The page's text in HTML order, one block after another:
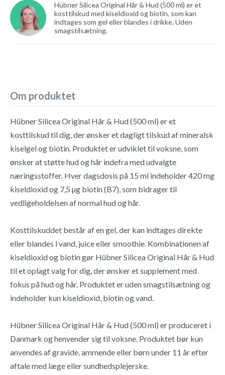
Hübner Silicea Original Hår & Hud (500 ml) er et
kosttilskud med kiseldioxid og biotin, som kan
indtages som gel eller blandes i drikke. Uden
smagstilsætning.
Om produktet
Hübner Silicea Original Hår & Hud (500 ml) er et
kosttilskud til dig, der ønsker et dagligt tilskud af mineralsk
kiselgel og biotin. Produktet er udviklet til voksne, som
ønsker at støtte hud og hår indefra med udvalgte
næringsstoffer. Hver dagsdosis på 15 ml indeholder 420 mg
kiseldioxid og 7,5 µg biotin (B7), som bidrager til
vedligeholdelsen af normal hud og hår.
Kosttilskuddet består af en gel, der kan indtages direkte
eller blandes i vand, juice eller smoothie. Kombinationen af
kiseldioxid og biotin gør Hübner Silicea Original Hår & Hud
til et oplagt valg for dig, der ønsker et supplement med
fokus på hud og hår. Produktet er uden smagstilsætning og
indeholder kun kiseldioxid, biotin og vand.
Hübner Silicea Original Hår & Hud (500 ml) er produceret i
Danmark og henvender sig til voksne. Produktet bør kun
anvendes af gravide, ammende eller børn under 11 år efter
aftale med læge eller sundhedsplejerske.